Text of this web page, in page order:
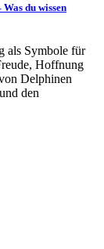
du wissen
als Symbole für
Hoffnung
Delphinen
den